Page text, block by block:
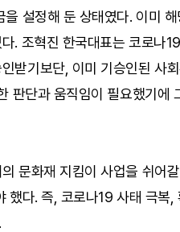
을 설정해 둔 상태였다. 이미
. 조혁진 한국대표는 코로나
받기보단, 이미 기승인된 사
판단과 움직임이 필요했기에
문화재 지킴이 사업을 쉬어
했다. 즉, 코로나19 사태 극복